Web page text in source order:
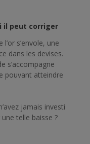
il peut corriger
s’envole, une
dans les devises.
s’accompagne
pouvant atteindre
jamais investi
telle baisse ?